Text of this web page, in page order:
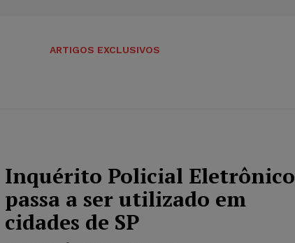
ARTIGOS EXCLUSIVOS
Inquérito Policial Eletrônico
passa a ser utilizado em
cidades de SP